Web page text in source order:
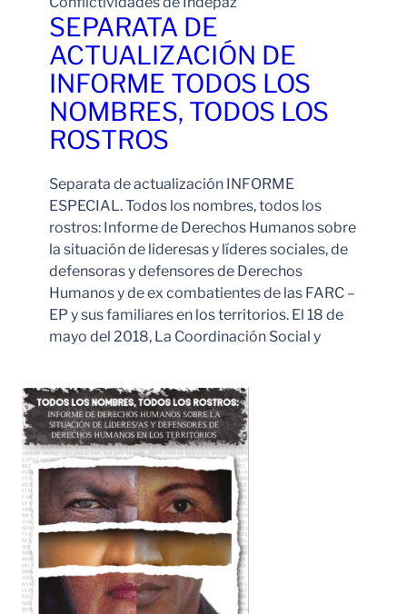
SEPARATA DE
ACTUALIZACIÓN DE
INFORME TODOS LOS
NOMBRES, TODOS LOS
ROSTROS
Separata de actualización INFORME
ESPECIAL. Todos los nombres, todos los
rostros: Informe de Derechos Humanos sobre
la situación de lideresas y líderes sociales, de
defensoras y defensores de Derechos
Humanos y de ex combatientes de las FARC –
EP y sus familiares en los territorios. El 18 de
mayo del 2018, La Coordinación Social y